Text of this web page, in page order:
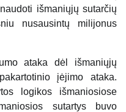
išmaniųjų sutarčių
nusausintų milijonus
ataka dėl išmaniųjų
įėjimo ataka.
logikos išmaniosiose
sutartys buvo